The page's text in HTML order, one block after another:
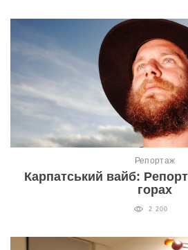
Репортаж
Карпатський вайб:
горах
2 200